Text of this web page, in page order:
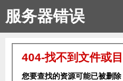
服务器错误
404-找不到文件或目
您要查找的资源可能已被删除